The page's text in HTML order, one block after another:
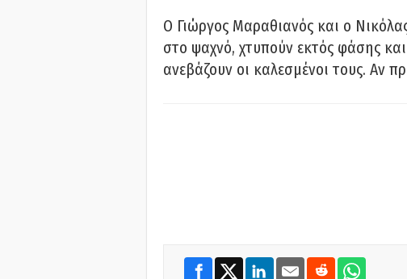
Ο Γιώργος Μαραθιανός και ο
στο ψαχνό, χτυπούν εκτός φάσης
ανεβάζουν οι καλεσμένοι τους. Αν